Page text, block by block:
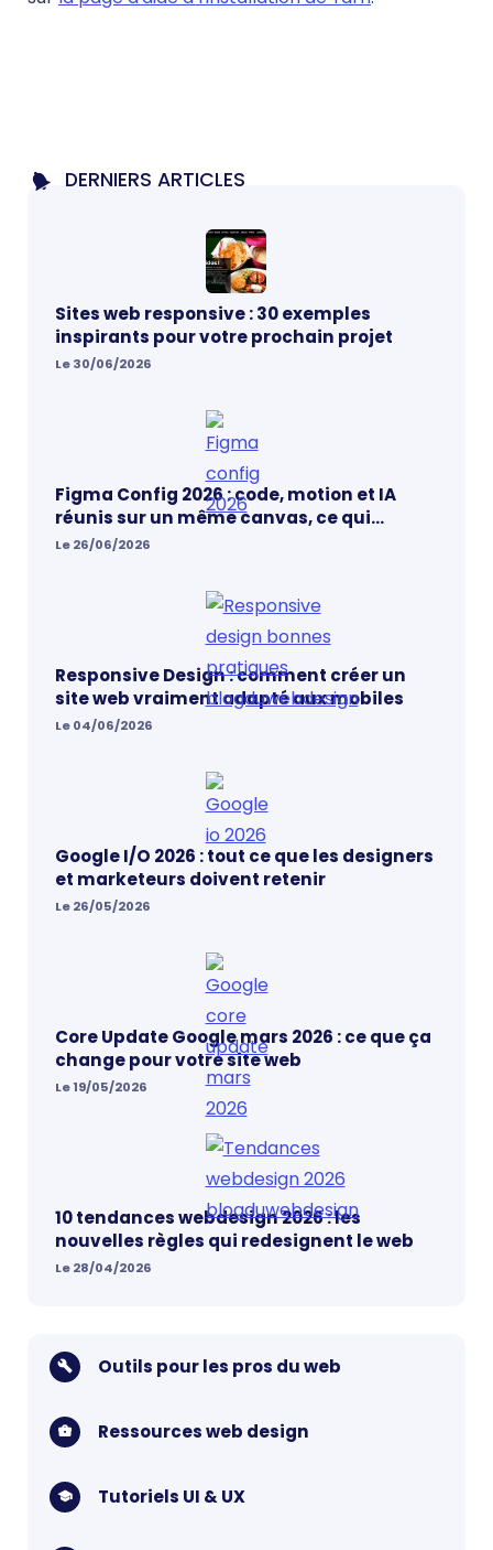
DERNIERS ARTICLES
Sites web responsive : 30 exemples
inspirants pour votre prochain projet
Le 30/06/2026
Figma Config 2026 : code, motion et IA
réunis sur un même canvas, ce qui
change vraiment pour les designers
Le 26/06/2026
Responsive Design : comment créer un
site web vraiment adapté aux mobiles
Le 04/06/2026
Google I/O 2026 : tout ce que les designers
et marketeurs doivent retenir
Le 26/05/2026
Core Update Google mars 2026 : ce que ça
change pour votre site web
Le 19/05/2026
10 tendances webdesign 2026 : les
nouvelles règles qui redesignent le web
Le 28/04/2026
Outils pour les pros du web
Ressources web design
Tutoriels UI & UX